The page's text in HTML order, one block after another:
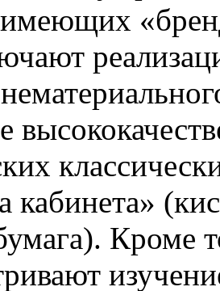
имеющих
кабинета»
Кроме